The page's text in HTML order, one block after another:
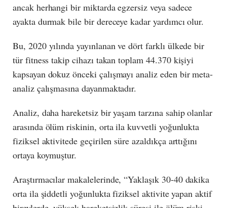
ancak herhangi bir miktarda egzersiz veya sadece
ayakta durmak bile bir dereceye kadar yardımcı olur.
Bu, 2020 yılında yayınlanan ve dört farklı ülkede bir
tür fitness takip cihazı takan toplam 44.370 kişiyi
kapsayan dokuz önceki çalışmayı analiz eden bir meta-
analiz çalışmasına dayanmaktadır.
Analiz, daha hareketsiz bir yaşam tarzına sahip olanlar
arasında ölüm riskinin, orta ila kuvvetli yoğunlukta
fiziksel aktivitede geçirilen süre azaldıkça arttığını
ortaya koymuştur.
Araştırmacılar makalelerinde, “Yaklaşık 30-40 dakika
orta ila şiddetli yoğunlukta fiziksel aktivite yapan aktif